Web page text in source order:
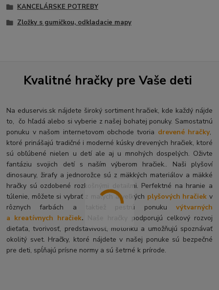
KANCELÁRSKE POTREBY
Zložky s gumičkou, odkladacie mapy
Kvalitné hračky pre Vaše deti
Na eduservis.sk nájdete široký sortiment hračiek, kde každý nájde
to, čo hľadá alebo si vyberie z našej bohatej ponuky. Samostatnú
ponuku v našom internetovom obchode tvoria drevené hračky,
ktoré prinášajú tradičné i moderné kúsky drevených hračiek, ktoré
sú obľúbené nielen u detí ale aj u mnohých dospelých. Oživte
fantáziu svojich detí s naším výberom hračiek.. Naši plyšoví
dinosaury, žirafy a jednorožce sú z mäkkých materiálov a mäkké
hračky sú ozdobené rozkošnými detailmi. Perfektné na hranie a
túlenie, môžete si vybrať z malých a veľkých plyšových hračiek v
rôznych farbách a taktiež pestrú ponuku výtvarných
a kreatívnych hračiek.
Naše hračky podporujú celkový rozvoj
dieťaťa, tvorivosť, predstavivosť, motoriku a umožňujú spoznávať
okolitý svet. Hračky, ktoré nájdete v našej ponuke sú bezpečné
pre deti, spĺňajú prísne normy a sú šetrné k prírode.